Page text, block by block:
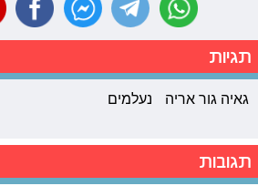
תגיות
גאיה גור אריה נעלמים
תגובות